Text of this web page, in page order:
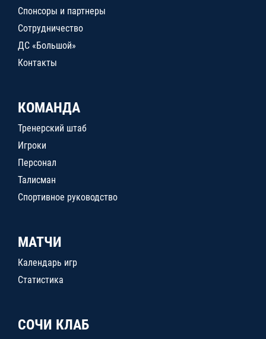
Спонсоры и партнеры
Сотрудничество
ДС «Большой»
Контакты
КОМАНДА
Тренерский штаб
Игроки
Персонал
Талисман
Спортивное руководство
МАТЧИ
Календарь игр
Статистика
СОЧИ КЛАБ